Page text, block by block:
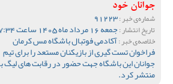
جوانان خود
شماره‌ی خبر :
تاریخ انتشار :جمعه 16 مرداد ماه 1405 ساعت 17:34
خلاصه‌ی خبر :آکادمی فوتبال باشگاه مس کرمان
فراخوان تست گیری از بازیکنان مستعد را برای تیم
جوانان این باشگاه جهت حضور در رقابت های
منتشر کرد.